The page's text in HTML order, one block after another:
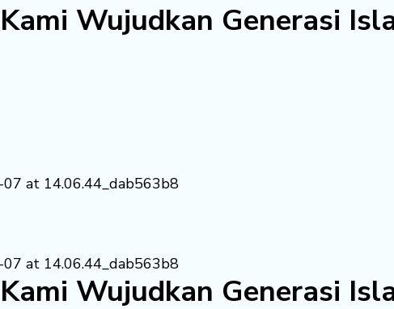
Wujudkan Generasi
Wujudkan Generasi